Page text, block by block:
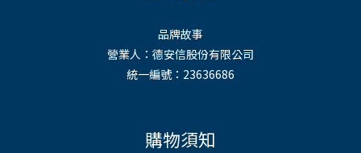
品牌故事
營業人：德安信股份有限公司
統一編號：23636686
購物須知